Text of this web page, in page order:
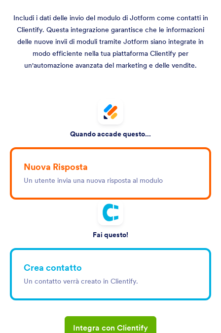
Includi i dati delle invio del modulo di Jotform come contatti in
Clientify. Questa integrazione garantisce che le informazioni
delle nuove invii di moduli tramite Jotform siano integrate in
modo efficiente nella tua piattaforma Clientify per
un'automazione avanzata del marketing e delle vendite.
Quando accade questo...
Nuova Risposta
Un utente invia una nuova risposta al modulo
Fai questo!
Crea contatto
Un contatto verrà creato in Clientify.
Integra con Clientify